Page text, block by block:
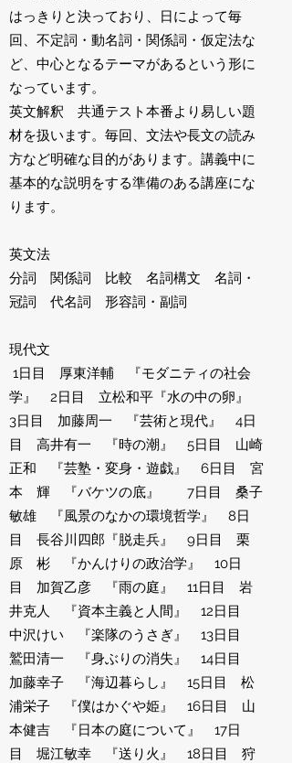
はっきりと決っており、日によって毎
回、不定詞・動名詞・関係詞・仮定法な
ど、中心となるテーマがあるという形に
なっています。
英文解釈 共通テスト本番より易しい題
材を扱います。毎回、文法や長文の読み
方など明確な目的があります。講義中に
基本的な説明をする準備のある講座にな
ります。
英文法
分詞 関係詞 比較 名詞構文 名詞・
冠詞 代名詞 形容詞・副詞
現代文
1日目 厚東洋輔 『モダニティの社会
学』 2日目 立松和平『水の中の卵』
3日目 加藤周一 『芸術と現代』 4日
目 高井有一 『時の潮』 5日目 山崎
正和 『芸塾・変身・遊戯』 6日目 宮
本 輝 『バケツの底』 7日目 桑子
敏雄 『風景のなかの環境哲学』 8日
目 長谷川四郎『脱走兵』 9日目 栗
原 彬 『かんけりの政治学』 10日
目 加賀乙彦 『雨の庭』 11日目 岩
井克人 『資本主義と人間』 12日目
中沢けい 『楽隊のうさぎ』 13日目
鷲田清一 『身ぶりの消失』 14日目
加藤幸子 『海辺暮らし』 15日目 松
浦栄子 『僕はかぐや姫』 16日目 山
本健吉 『日本の庭について』 17日
目 堀江敏幸 『送り火』 18日目 狩